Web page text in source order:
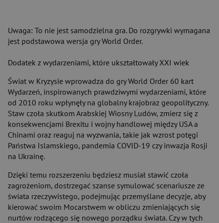
Uwaga: To nie jest samodzielna gra. Do rozgrywki wymagana
jest podstawowa wersja gry World Order.
Dodatek z wydarzeniami, które ukształtowały XXI wiek
Świat w Kryzysie wprowadza do gry World Order 60 kart
Wydarzeń, inspirowanych prawdziwymi wydarzeniami, które
od 2010 roku wpłynęły na globalny krajobraz geopolityczny.
Staw czoła skutkom Arabskiej Wiosny Ludów, zmierz się z
konsekwencjami Brexitu i wojny handlowej między USA a
Chinami oraz reaguj na wyzwania, takie jak wzrost potęgi
Państwa Islamskiego, pandemia COVID-19 czy inwazja Rosji
na Ukrainę.
Dzięki temu rozszerzeniu będziesz musiał stawić czoła
zagrożeniom, dostrzegać szanse symulować scenariusze ze
świata rzeczywistego, podejmując przemyślane decyzje, aby
kierować swoim Mocarstwem w obliczu zmieniających się
nurtów rodzącego się nowego porządku świata. Czy w tych